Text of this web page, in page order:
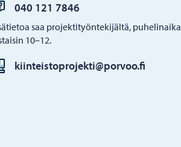
040 121 7846
saa projektityöntekijältä, puhelinaika
10–12.
kiinteistoprojekti@porvoo.fi